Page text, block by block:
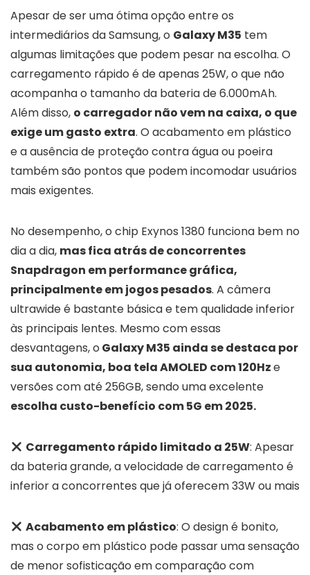
Apesar de ser uma ótima opção entre os
intermediários da Samsung, o Galaxy M35 tem
algumas limitações que podem pesar na escolha. O
carregamento rápido é de apenas 25W, o que não
acompanha o tamanho da bateria de 6.000mAh.
Além disso, o carregador não vem na caixa, o que
exige um gasto extra. O acabamento em plástico
e a ausência de proteção contra água ou poeira
também são pontos que podem incomodar usuários
mais exigentes.
No desempenho, o chip Exynos 1380 funciona bem no
dia a dia, mas fica atrás de concorrentes
Snapdragon em performance gráfica,
principalmente em jogos pesados. A câmera
ultrawide é bastante básica e tem qualidade inferior
às principais lentes. Mesmo com essas
desvantagens, o Galaxy M35 ainda se destaca por
sua autonomia, boa tela AMOLED com 120Hze
versões com até 256GB, sendo uma excelente
escolha custo-benefício com 5G em 2025.
Carregamento rápido limitado a 25W: Apesar
da bateria grande, a velocidade de carregamento é
inferior a concorrentes que já oferecem 33W ou mais
Acabamento em plástico: O design é bonito,
mas o corpo em plástico pode passar uma sensação
de menor sofisticação em comparação com